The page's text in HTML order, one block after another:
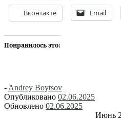
Вконтакте Email
Понравилось это:
- Andrey Boytsov
Опубликовано 02.06.2025
Обновлено 02.06.2025
Июнь